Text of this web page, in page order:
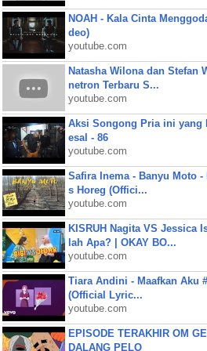
NOAH - Kala Cinta
deo)
youtube.com
Natasha Wilona dan Stefan
netron Terbaru S...
youtube.com
Aksi Songong Pria ini yang
esal - 86
youtube.com
Safira Inema - Banyu Moto
s Horeg (Offici...
youtube.com
KISRUH Nagita VS Jessica
lah Apa? | OKAY BO...
youtube.com
Tiara Andini - Maafkan Aku
(Official Lyric...
youtube.com
EPISODE TERAKHIR OM
DALANG PELO